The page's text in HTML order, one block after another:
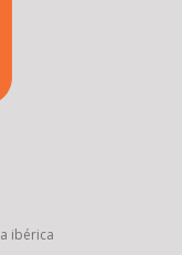
ibérica